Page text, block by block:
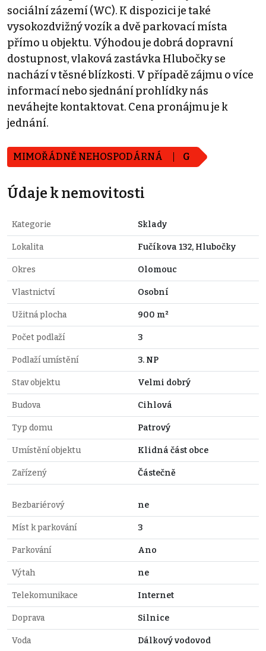
sociální zázemí (WC). K dispozici je také
vysokozdvižný vozík a dvě parkovací místa
přímo u objektu. Výhodou je dobrá dopravní
dostupnost, vlaková zastávka Hlubočky se
nachází v těsné blízkosti. V případě zájmu o více
informací nebo sjednání prohlídky nás
neváhejte kontaktovat. Cena pronájmu je k
jednání.
MIMOŘÁDNĚ NEHOSPODÁRNÁ G
Údaje k nemovitosti
Kategorie Sklady
Lokalita Fučíkova 132, Hlubočky
Okres Olomouc
Vlastnictví Osobní
Užitná plocha 900 m²
Počet podlaží 3
Podlaží umístění 3. NP
Stav objektu Velmi dobrý
Budova Cihlová
Typ domu Patrový
Umístění objektu Klidná část obce
Zařízený Částečně
Bezbariérový ne
Míst k parkování 3
Parkování Ano
Výtah ne
Telekomunikace Internet
Doprava Silnice
Voda Dálkový vodovod